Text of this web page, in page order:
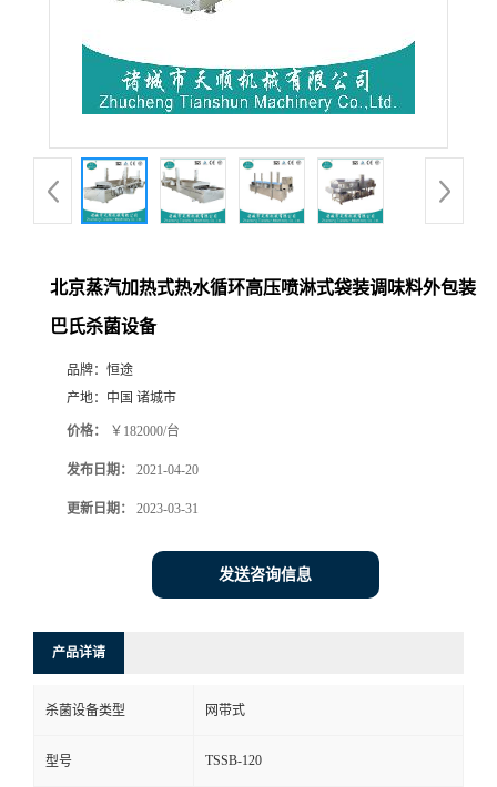
北京蒸汽加热式热水循环高压喷淋式袋装调味料外包装
巴氏杀菌设备
品牌： 恒途
产地： 中国 诸城市
价格： ￥182000/台
发布日期： 2021-04-20
更新日期： 2023-03-31
发送咨询信息
产品详请
杀菌设备类型 网带式
型号 TSSB-120